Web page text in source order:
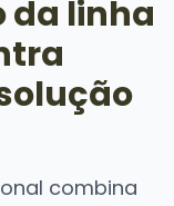
da linha
combina